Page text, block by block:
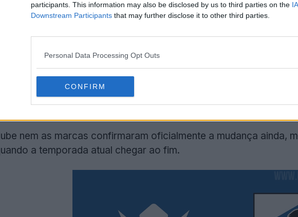
participants. This information may also be disclosed by us to third parties on the
Downstream Participants that may further disclose it to other third parties.
Personal Data Processing Opt Outs
CONFIRM
nem as marcas confirmaram oficialmente a mudança ainda,
a temporada atual chegar ao fim.